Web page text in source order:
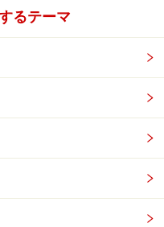
ってしまう場合は、ほ
。
今回のテストは良かっ
とか「サッカーは上手に
ね」といったように。
を目指さなきゃね」と
と、子どもは「今の自
いうふうに感じてしま
たことじゃない」と思
るテーマ